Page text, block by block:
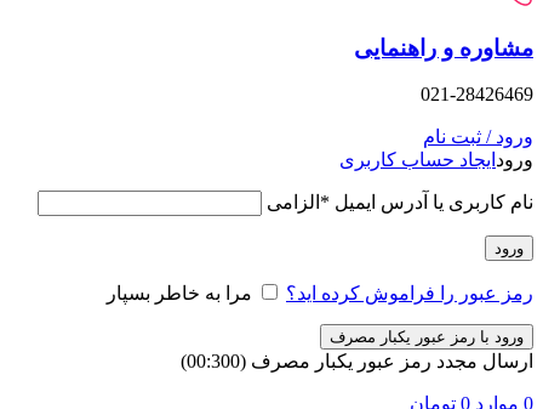
و راهنمایی
021-
/ ثبت نام
ایجاد حساب کاربری
کاربری یا آدرس ایمیل*الزامی
عبور را فراموش کرده اید؟ مرا به خاطر بسپار
با رمز عبور یکبار مصرف
مجدد رمز عبور یکبار مصرف 300
)
0
تومان